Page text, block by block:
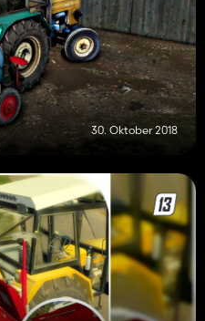
30. Oktober 2018